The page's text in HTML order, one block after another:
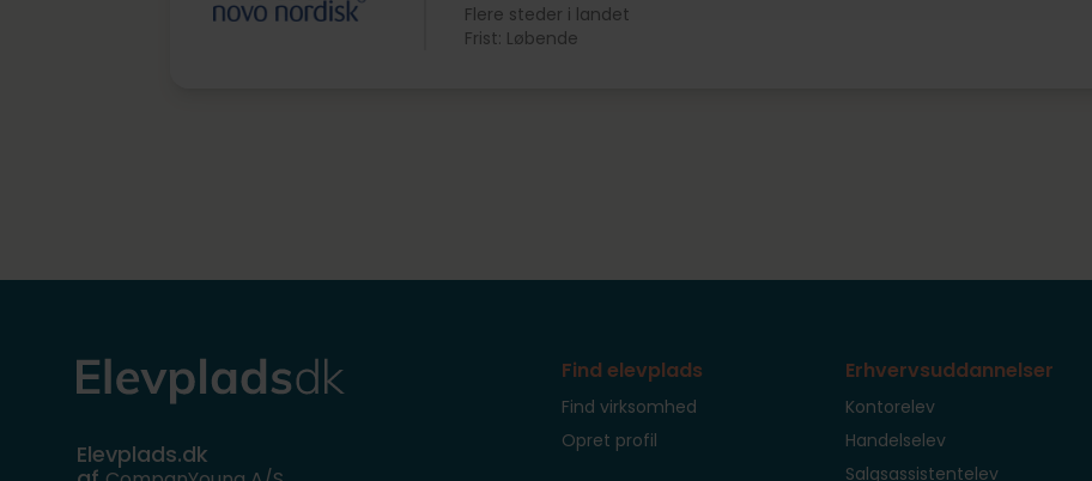
Flere steder i landet
Frist: Løbende
Elevplads.dk
Find elevplads
Find virksomhed
Opret profil
Erhvervsuddannelser
Kontorelev
Handelselev
Salgsassistentelev